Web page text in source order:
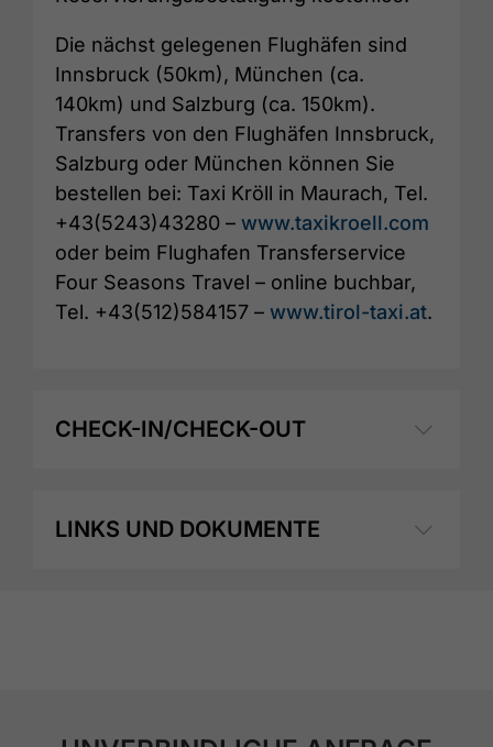
Die nächst gelegenen Flughäfen sind
Innsbruck (50km), München (ca.
140km) und Salzburg (ca. 150km).
Transfers von den Flughäfen Innsbruck,
Salzburg oder München können Sie
bestellen bei: Taxi Kröll in Maurach, Tel.
+43(5243)43280 – www.taxikroell.com
oder beim Flughafen Transferservice
Four Seasons Travel – online buchbar,
Tel. +43(512)584157 – www.tirol-taxi.at.
CHECK-IN/CHECK-OUT
LINKS UND DOKUMENTE